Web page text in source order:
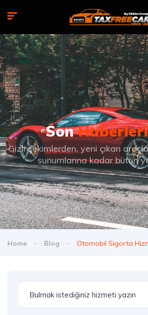
Son
Gizli çekimlerden, yeni çıkan
sunumlarına kadar bütün
Home Blog Otomobil Sigorta